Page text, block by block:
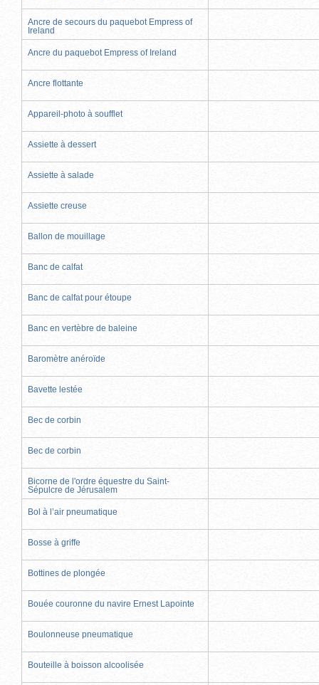
Ancre de secours du paquebot Empress of
Ireland
Ancre du paquebot Empress of Ireland
Ancre flottante
Appareil-photo à soufflet
Assiette à dessert
Assiette à salade
Assiette creuse
Ballon de mouillage
Banc de calfat
Banc de calfat pour étoupe
Banc en vertèbre de baleine
Baromètre anéroïde
Bavette lestée
Bec de corbin
Bec de corbin
Bicorne de l'ordre équestre du Saint-
Sépulcre de Jérusalem
Bol à l’air pneumatique
Bosse à griffe
Bottines de plongée
Bouée couronne du navire Ernest Lapointe
Boulonneuse pneumatique
Bouteille à boisson alcoolisée